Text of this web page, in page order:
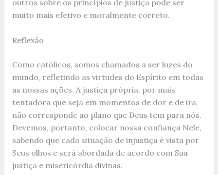
outros sobre os princípios de justiça pode ser
muito mais efetivo e moralmente correto.
Reflexão
Como católicos, somos chamados a ser luzes do
mundo, refletindo as virtudes do Espírito em todas
as nossas ações. A justiça própria, por mais
tentadora que seja em momentos de dor e de ira,
não corresponde ao plano que Deus tem para nós.
Devemos, portanto, colocar nossa confiança Nele,
sabendo que cada situação de injustiça é vista por
Seus olhos e será abordada de acordo com Sua
justiça e misericórdia divinas.